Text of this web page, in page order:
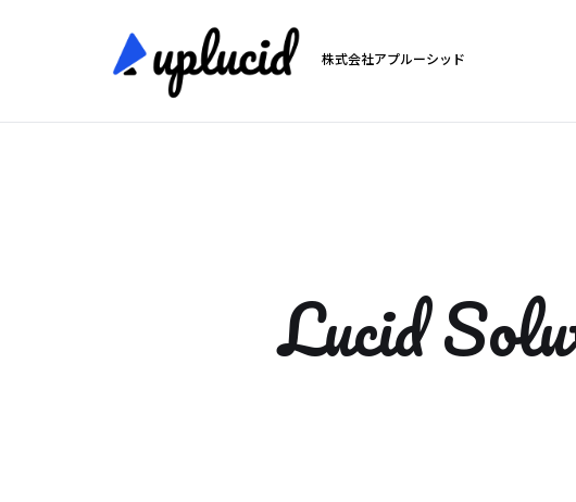
株式会社アプルーシッド
Lucid